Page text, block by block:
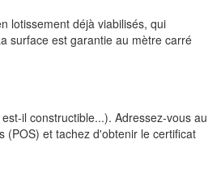
lotissement déjà viabilisés, qui
surface est garantie au mètre carré
il constructible...). Adressez-vous au
(POS) et tachez d'obtenir le certificat